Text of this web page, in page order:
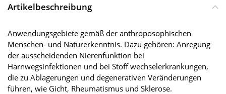
Artikelbeschreibung
Anwendungsgebiete gemäß der anthroposophischen
Menschen- und Naturerkenntnis. Dazu gehören: Anregung
der ausscheidenden Nierenfunktion bei
Harnwegsinfektionen und bei Stoff wechselerkrankungen,
die zu Ablagerungen und degenerativen Veränderungen
führen, wie Gicht, Rheumatismus und Sklerose.